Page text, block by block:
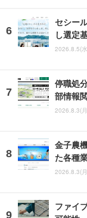
セシー
し選定
2026.8.5(
停職処
部情報
2026.8.3(
金子農
た各種
2026.8.3(
ファイ